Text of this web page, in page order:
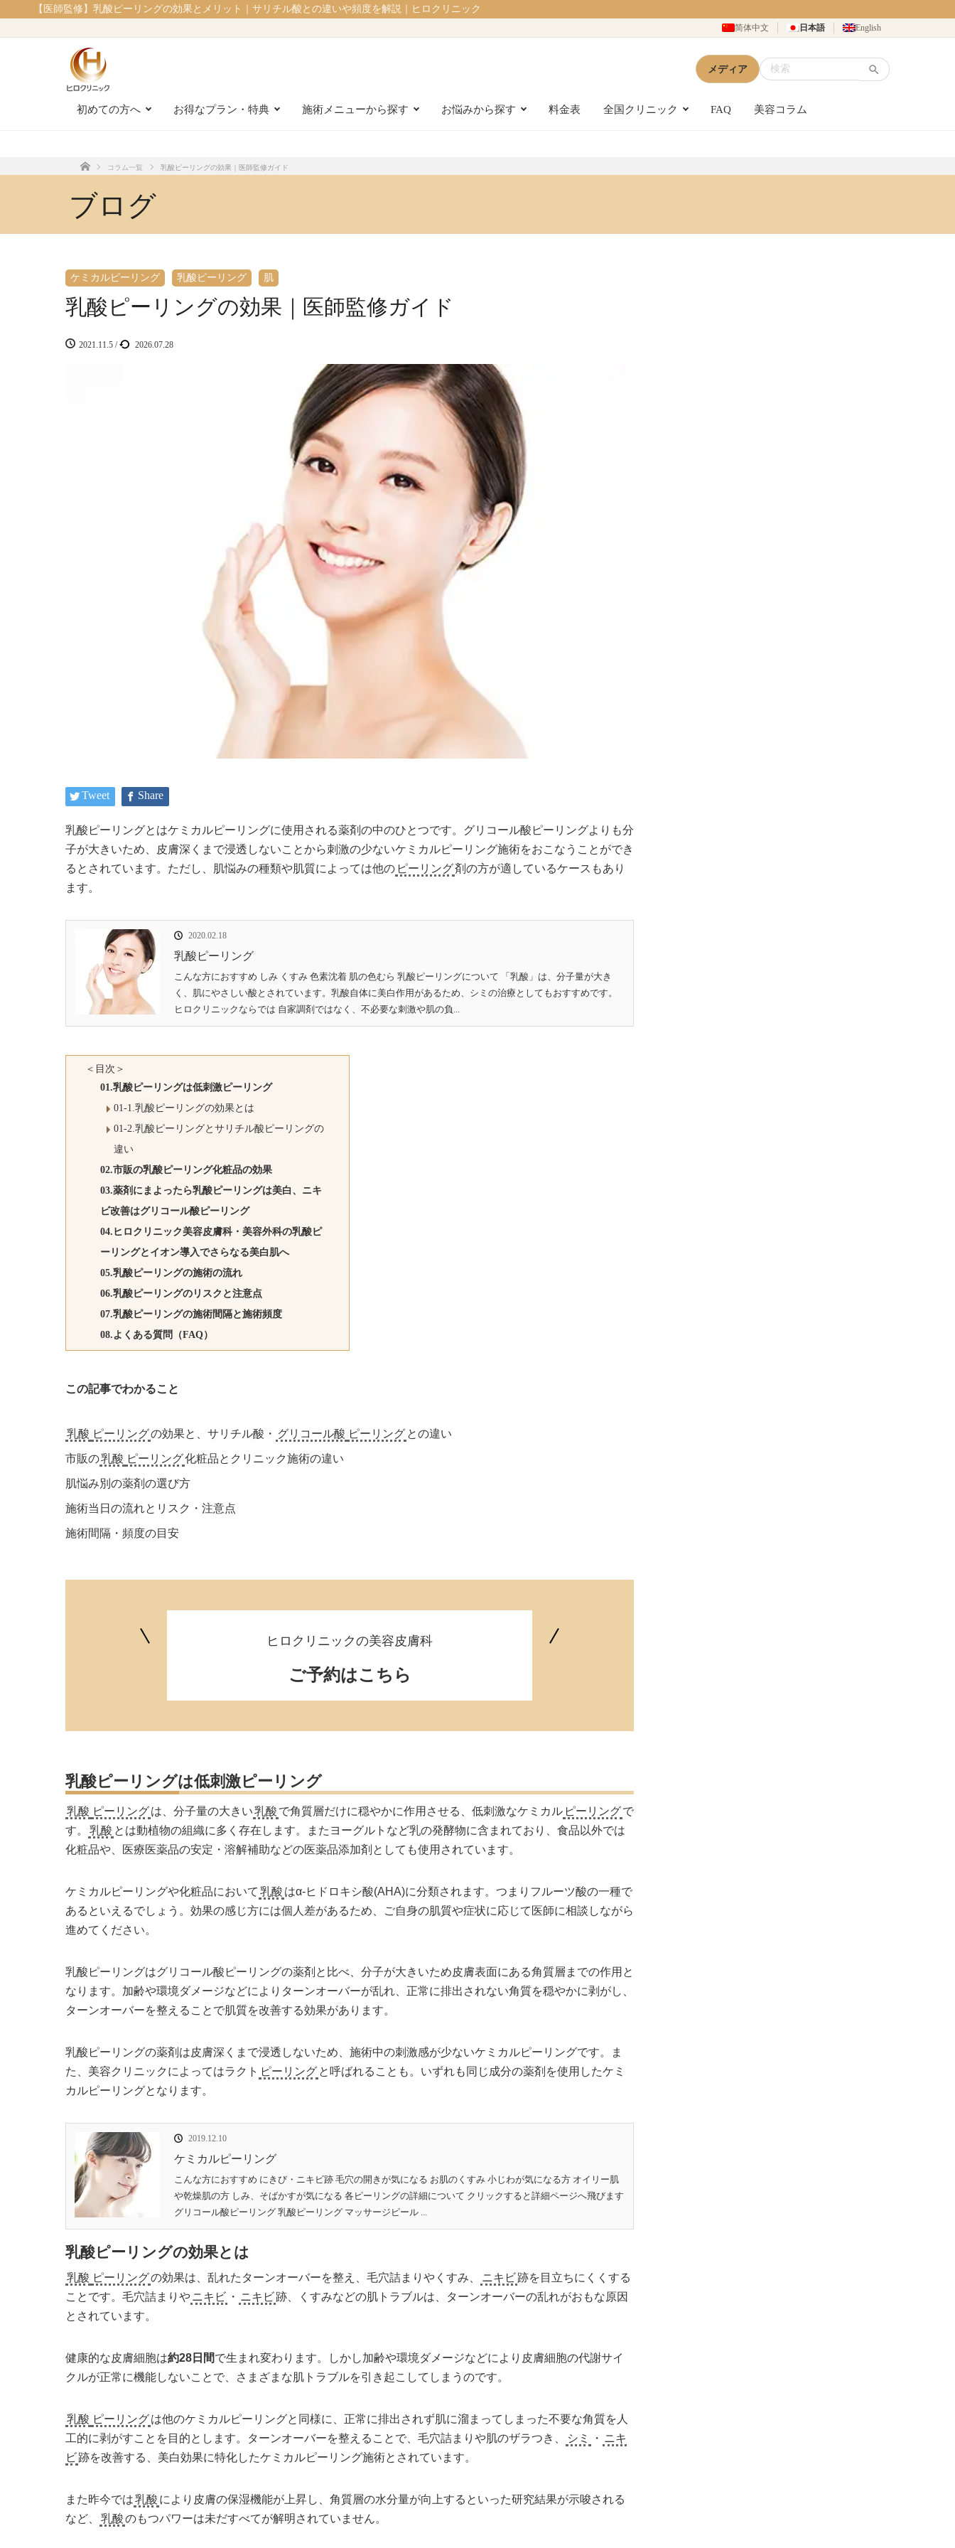
【医師監修】乳酸ピーリングの効果とメリット｜サリチル酸との違いや頻度を解説｜ヒロクリニック
简体中文 日本語 English
メディア
初めての方へ お得なプラン・特典 施術メニューから探す お悩みから探す 料金表 全国クリニック FAQ 美容コラム
コラム一覧 乳酸ピーリングの効果｜医師監修ガイド
ブログ
ケミカルピーリング 乳酸ピーリング 肌
乳酸ピーリングの効果｜医師監修ガイド
2021.11.5 / 2026.07.28
Tweet Share
乳酸ピーリングとはケミカルピーリングに使用される薬剤の中のひとつです。 グリコール酸ピーリングよりも分
子が大きいため、皮膚深くまで浸透しないことから刺激の少ないケミカルピーリング施術をおこなうことができ
るとされています。ただし、肌悩みの種類や肌質によっては他の ピーリング剤の方が適しているケースもあり
ます。
2020.02.18
乳酸ピーリング
こんな方におすすめ しみ くすみ 色素沈着 肌の色むら 乳酸ピーリングについて 「乳酸」は、分子量が大き
く、肌にやさしい酸とされています。乳酸自体に美白作用があるため、シミの治療としてもおすすめです。
ヒロクリニックならでは 自家調剤ではなく、不必要な刺激や肌の負...
＜目次＞
01.乳酸ピーリングは低刺激ピーリング
01-1.乳酸ピーリングの効果とは
01-2.乳酸ピーリングとサリチル酸ピーリングの
違い
02.市販の乳酸ピーリング化粧品の効果
03.薬剤にまよったら乳酸ピーリングは美白、ニキ
ビ改善はグリコール酸ピーリング
04.ヒロクリニック美容皮膚科・美容外科の乳酸ピ
ーリングとイオン導入でさらなる美白肌へ
05.乳酸ピーリングの施術の流れ
06.乳酸ピーリングのリスクと注意点
07.乳酸ピーリングの施術間隔と施術頻度
08.よくある質問（FAQ）
この記事でわかること
乳酸 ピーリングの効果と、サリチル酸・ グリコール酸 ピーリング との違い
市販の乳酸 ピーリング化粧品とクリニック施術の違い
肌悩み別の薬剤の選び方
施術当日の流れとリスク・注意点
施術間隔・頻度の目安
ヒロクリニックの美容皮膚科
ご予約はこちら
乳酸ピーリングは低刺激ピーリング
乳酸 ピーリングは、分子量の大きい乳酸 で角質層だけに穏やかに作用させる、低刺激なケミカル ピーリングで
す。
乳酸 とは動植物の組織に多く存在します。またヨーグルトなど乳の発酵物に含まれており、食品以外では
化粧品や、医療医薬品の安定・溶解補助などの医薬品添加剤としても使用されています。
ケミカルピーリングや化粧品において 乳酸 はα-ヒドロキシ酸(AHA)に分類されます。つまりフルーツ酸の一種で
あるといえるでしょう。効果の感じ方には個人差があるため、ご自身の肌質や症状に応じて医師に相談しながら
進めてください。
乳酸ピーリングはグリコール酸ピーリングの薬剤と比べ、分子が大きいため皮膚表面にある角質層までの作用と
なります。加齢や環境ダメージなどによりターンオーバーが乱れ、正常に排出されない角質を穏やかに剥がし、
ターンオーバーを整えることで肌質を改善する効果があります。
乳酸ピーリングの薬剤は皮膚深くまで浸透しないため、施術中の刺激感が少ないケミカルピーリングです。ま
た、美容クリニックによってはラクト ピーリング と呼ばれることも。いずれも同じ成分の薬剤を使用したケミ
カルピーリングとなります。
2019.12.10
ケミカルピーリング
こんな方におすすめ にきび・ニキビ跡 毛穴の開きが気になる お肌のくすみ 小じわが気になる方 オイリー肌
や乾燥肌の方 しみ、そばかすが気になる 各ピーリングの詳細について クリックすると詳細ページへ飛びます
グリコール酸ピーリング 乳酸ピーリング マッサージピール ...
乳酸ピーリングの効果とは
乳酸 ピーリングの効果は、乱れたターンオーバーを整え、毛穴詰まりやくすみ、 ニキビ跡を目立ちにくくする
ことです。毛穴詰まりやニキビ ・ ニキビ跡、くすみなどの肌トラブルは、ターンオーバーの乱れがおもな原因
とされています。
健康的な皮膚細胞は約28日間で生まれ変わります。しかし加齢や環境ダメージなどにより皮膚細胞の代謝サイ
クルが正常に機能しないことで、さまざまな肌トラブルを引き起こしてしまうのです。
乳酸 ピーリングは他のケミカルピーリングと同様に、正常に排出されず肌に溜まってしまった不要な角質を人
工的に剥がすことを目的とします。ターンオーバーを整えることで、毛穴詰まりや肌のザラつき、
シミ ・ ニキ
ビ跡を改善する、美白効果に特化したケミカルピーリング施術とされています。
また昨今では乳酸 により皮膚の保湿機能が上昇し、角質層の水分量が向上するといった研究結果が示唆される
など、
乳酸のもつパワーは未だすべてが解明されていません。